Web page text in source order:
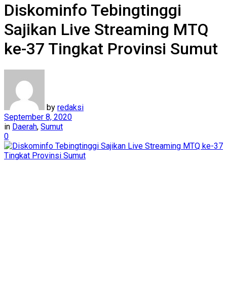
Diskominfo Tebingtinggi
Sajikan Live Streaming MTQ
ke-37 Tingkat Provinsi Sumut
by redaksi
September 8, 2020
in Daerah, Sumut
0